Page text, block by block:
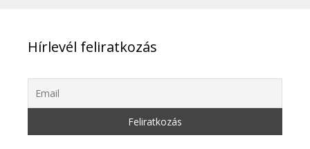
Hírlevél feliratkozás